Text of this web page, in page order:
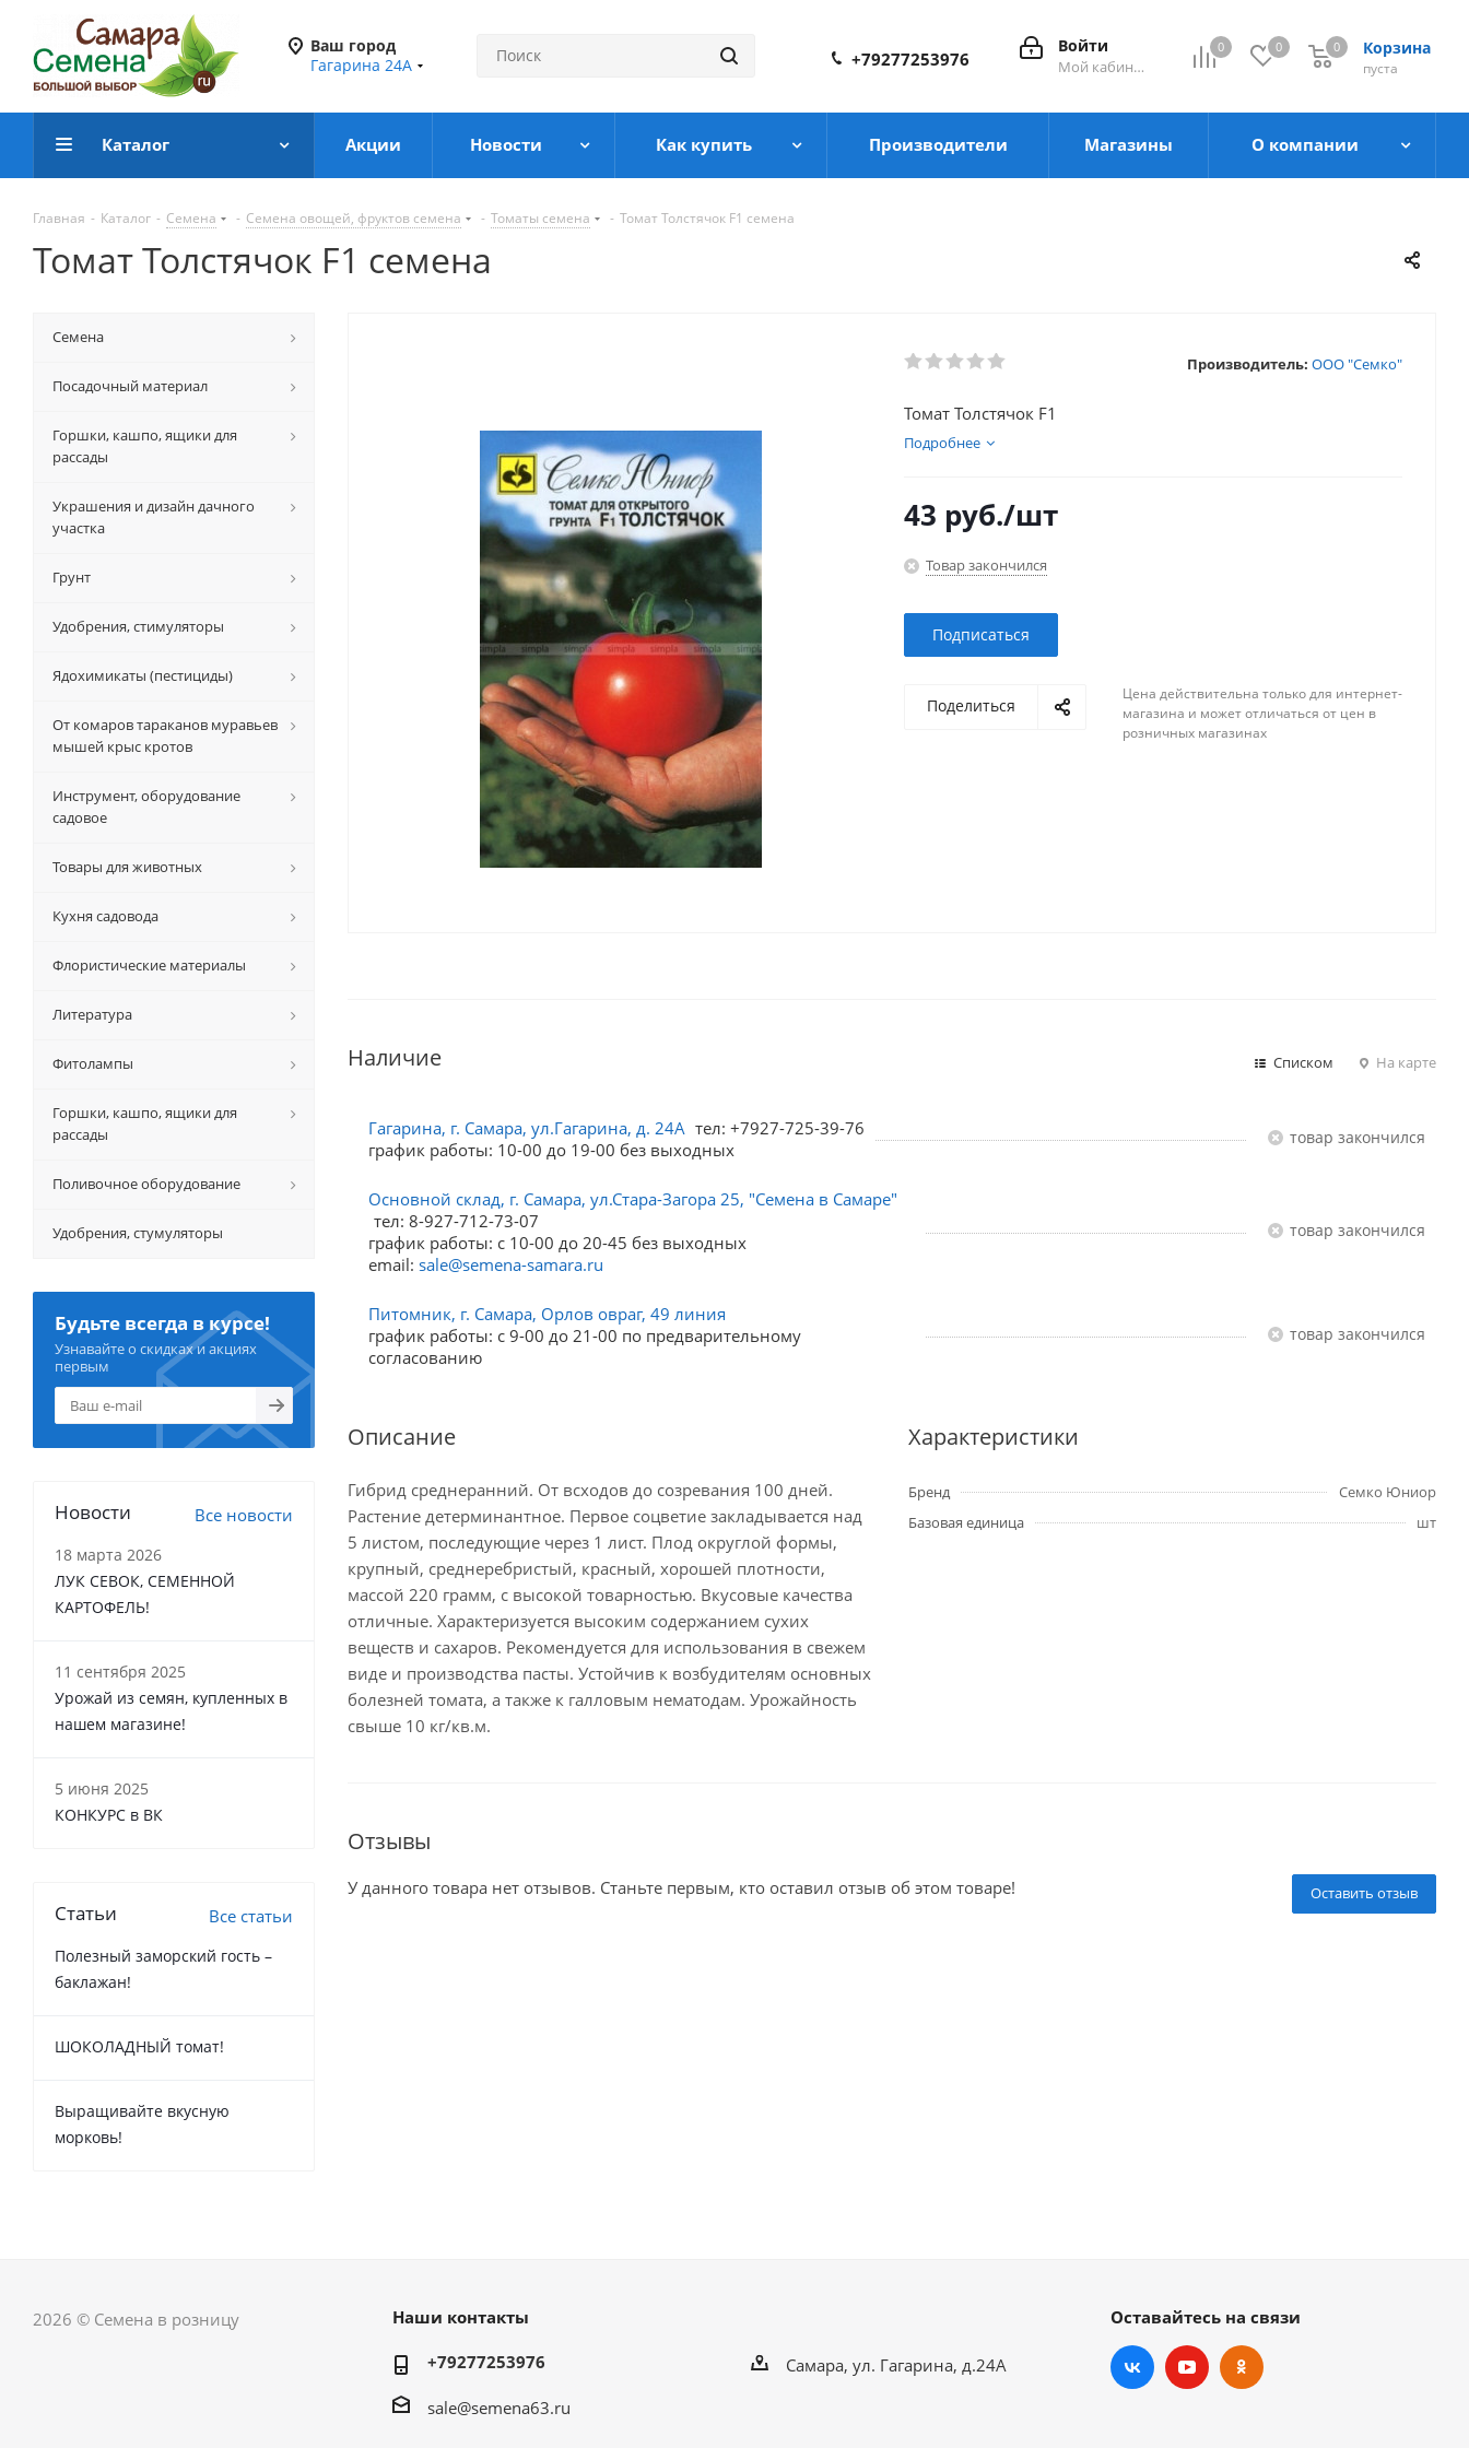
Ваш город
Гагарина 24А
0 0 Корзина
0
пуста
0
Войти
Мой кабинет
+79277253976
Каталог Акции Новости Как купить Производители Магазины О компании
Главная - Каталог - Семена - Семена овощей, фруктов семена - Томаты семена - Томат Толстячок F1 семена
Томат Толстячок F1 семена
Производитель: ООО "Семко"
Томат Толстячок F1
Подробнее
43 руб./шт
Товар закончился
Подписаться
Поделиться
Цена действительна только для интернет-
магазина и может отличаться от цен в
розничных магазинах
Наличие Списком На карте
Гагарина, г. Самара, ул.Гагарина, д. 24А тел: +7927-725-39-76
график работы: 10-00 до 19-00 без выходных
Товар закончился
Основной склад, г. Самара, ул.Стара-Загора 25, "Семена в Самаре"
тел: 8-927-712-73-07
график работы: с 10-00 до 20-45 без выходных
email: sale@semena-samara.ru
Товар закончился
Питомник, г. Самара, Орлов овраг, 49 линия
график работы: с 9-00 до 21-00 по предварительному
согласованию
Товар закончился
Описание
Гибрид среднеранний. От всходов до созревания 100 дней.
Растение детерминантное. Первое соцветие закладывается над
5 листом, последующие через 1 лист. Плод округлой формы,
крупный, среднеребристый, красный, хорошей плотности,
массой 220 грамм, с высокой товарностью. Вкусовые качества
отличные. Характеризуется высоким содержанием сухих
веществ и сахаров. Рекомендуется для использования в свежем
виде и производства пасты. Устойчив к возбудителям основных
болезней томата, а также к галловым нематодам. Урожайность
свыше 10 кг/кв.м.
Характеристики
Бренд
Семко Юниор
Базовая единица
шт
Отзывы
Оставить отзыв
У данного товара нет отзывов. Станьте первым, кто оставил отзыв об этом товаре!
Семена
Посадочный материал
Горшки, кашпо, ящики для
рассады
Украшения и дизайн дачного
участка
Грунт
Удобрения, стимуляторы
Ядохимикаты (пестициды)
От комаров тараканов муравьев
мышей крыс кротов
Инструмент, оборудование
садовое
Товары для животных
Кухня садовода
Флористические материалы
Литература
Фитолампы
Горшки, кашпо, ящики для
рассады
Поливочное оборудование
Удобрения, стумуляторы
Будьте всегда в курсе!
Узнавайте о скидках и акциях
первым
Новости Все новости
18 марта 2026
ЛУК СЕВОК, СЕМЕННОЙ
КАРТОФЕЛЬ!
11 сентября 2025
Урожай из семян, купленных в
нашем магазине!
5 июня 2025
КОНКУРС в ВК
Статьи Все статьи
Полезный заморский гость –
баклажан!
ШОКОЛАДНЫЙ томат!
Выращивайте вкусную
морковь!
2026 © Семена в розницу Наши контакты
+79277253976
sale@semena63.ru
Самара, ул. Гагарина, д.24А
Оставайтесь на связи